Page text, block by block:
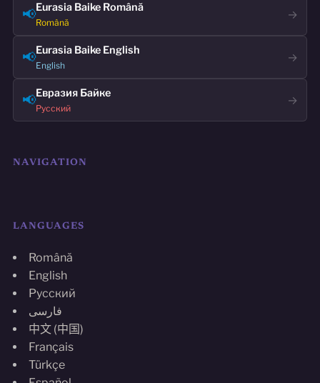
📢Eurasia Baike Română
Română
→
📢Eurasia Baike English
English
→
📢Евразия Байке
Русский
→
NAVIGATION
LANGUAGES
Română
English
Русский
فارسی
中文 (中国)
Français
Türkçe